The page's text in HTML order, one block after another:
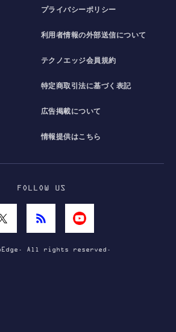
プライバシーポリシー
利用者情報の外部送信について
テクノエッジ会員規約
特定商取引法に基づく表記
広告掲載について
情報提供はこちら
FOLLOW US
All rights reserved.